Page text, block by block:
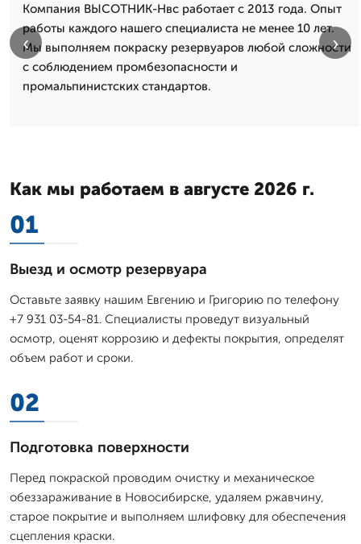
Компания ВЫСОТНИК-Нвс работает с 2013 года. Опыт
работы каждого нашего специалиста не менее 10 лет.
Мы выполняем покраску резервуаров любой сложности
с соблюдением промбезопасности и
промальпинистских стандартов.
‹ ›
Как мы работаем в августе 2026 г.
01
Выезд и осмотр резервуара
Оставьте заявку нашим Евгению и Григорию по телефону
+7 931 03-54-81. Специалисты проведут визуальный
осмотр, оценят коррозию и дефекты покрытия, определят
объем работ и сроки.
02
Подготовка поверхности
Перед покраской проводим очистку и механическое
обеззараживание в Новосибирске, удаляем ржавчину,
старое покрытие и выполняем шлифовку для обеспечения
сцепления краски.